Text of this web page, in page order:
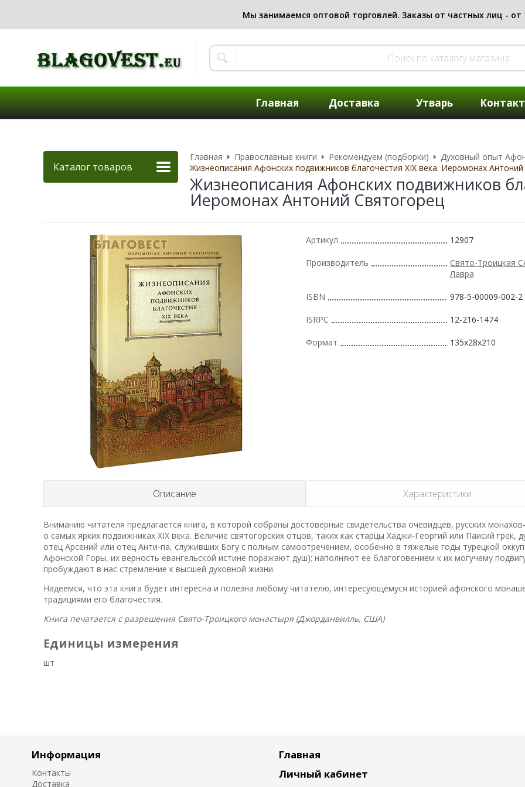
Главная Доставка Утварь
Каталог товаров
Главная Православные книги Рекомендуем (подборки)
Духовный опыт
Жизнеописания Афонских подвижников благочестия XIX века. Иеромонах
Жизнеописания Афонских подвижников
Иеромонах Антоний Святогорец
Артикул 12907
Производитель
Свято-Троицкая
Лавра
ISBN 978-5-00009-002-2
ISRPC 12-216-1474
Формат 135x28x210
Описание Характеристики
Вниманию читателя предлагается книга, в которой собраны достоверные свидетельства очевидцев, русских
о самых ярких подвижниках XIX века. Величие святогорских отцов, таких как старцы Хаджи-Георгий или Паисий грек,
отец Арсений или отец Анти-па, служивших Богу с полным самоотречением, особенно в тяжелые годы турецкой
Афонской Горы, их верность евангельской истине поражают душ); наполняют ее благоговением к их могучему
пробуждают в нас стремление к высшей духовной жизни.
Надеемся, что эта книга будет интересна и полезна любому читателю, интересующемуся историей афонского
традициями его благочестия.
Книга печатается с разрешения Свято-Троицкого монастыря (Джорданвилль, США)
Единицы измерения
шт
Информация
Контакты
Доставка
Главная
Личный кабинет